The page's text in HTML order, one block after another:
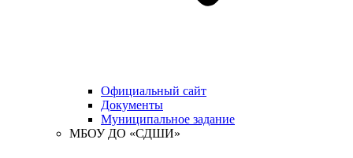
Официальный сайт
Документы
Муниципальное задание
МБОУ ДО «СДШИ»